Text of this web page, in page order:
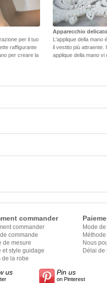
per il tuo
raffigurante
per creare la
Apparecchio delicato
L'applique della
il vestito più attraente.
applique della mano
commander
commander
commande
de mesure
et style guidage
de la robe
Mode
Nous
Délai de
us Pin us
on Pinterest